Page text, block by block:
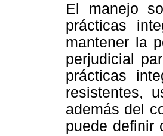
El manejo
prácticas
mantener la
perjudicial
prácticas
resistentes,
además del
puede definir